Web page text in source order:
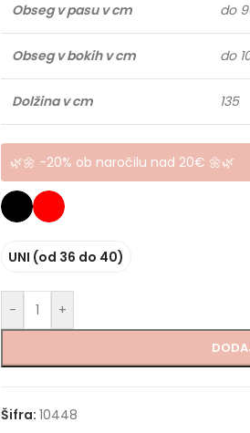
Obseg v pasu v cm do
Obseg v bokih v cm do
Dolžina v cm 135
🌿🌼 -20% ob naročilu nad 20€ 🌼🌿
UNI (od 36 do 40)
- +
Šifra: 10448